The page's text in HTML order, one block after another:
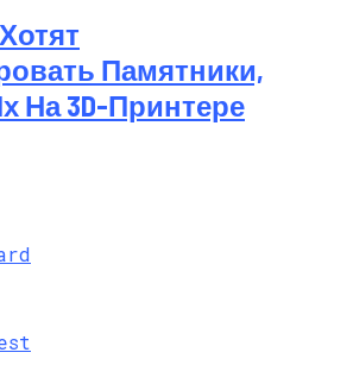
Памятники,
На 3D-Принтере